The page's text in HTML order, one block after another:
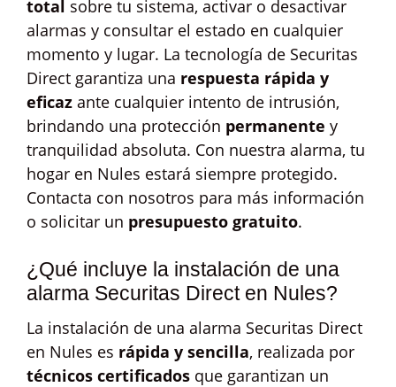
total sobre tu sistema, activar o desactivar
alarmas y consultar el estado en cualquier
momento y lugar. La tecnología de Securitas
Direct garantiza una respuesta rápida y
eficaz ante cualquier intento de intrusión,
brindando una protección permanente y
tranquilidad absoluta. Con nuestra alarma, tu
hogar en Nules estará siempre protegido.
Contacta con nosotros para más información
o solicitar un presupuesto gratuito.
¿Qué incluye la instalación de una
alarma Securitas Direct en Nules?
La instalación de una alarma Securitas Direct
en Nules es rápida y sencilla, realizada por
técnicos certificados que garantizan un